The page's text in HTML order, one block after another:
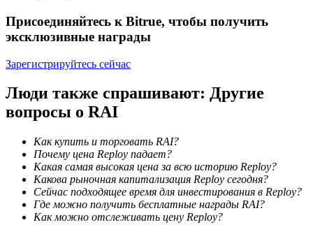
Информация
Анализ больших данных, включая торговую информацию
и т. д.
Присоединяйтесь к Bitrue, чтобы получить
эксклюзивные награды
Зарегистрируйтесь сейчас
Люди также спрашивают: Другие
вопросы о RAI
Как купить и торговать RAI?
Почему цена Reploy падает?
Какая самая высокая цена за всю историю Reploy?
Какова рыночная капитализация Reploy сегодня?
Сейчас подходящее время для инвестирования в Reploy?
Где можно получить бесплатные награды RAI?
Как можно отслеживать цену Reploy?